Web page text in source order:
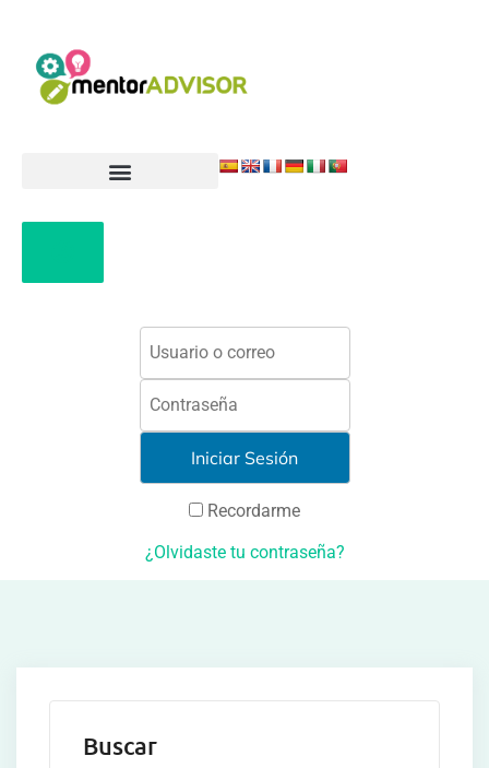
Recordarme
¿Olvidaste tu contraseña?
Buscar